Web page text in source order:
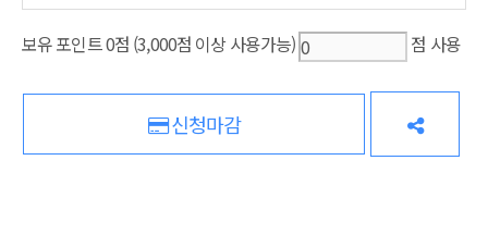
보유 포인트0점 (3,000점 이상 사용가능) 점 사용
신청마감